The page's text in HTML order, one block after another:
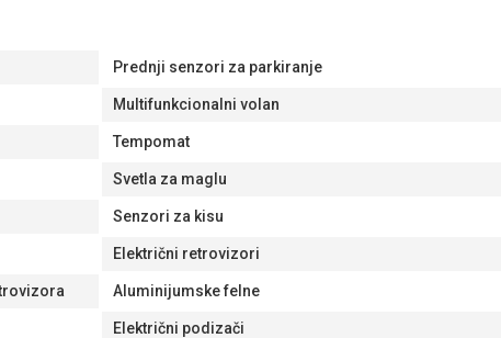
Prednji senzori za parkiranje
Multifunkcionalni volan
Tempomat
Svetla za maglu
Senzori za kisu
Električni retrovizori
Aluminijumske felne
Električni podizači